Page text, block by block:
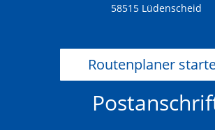
58515 Lüdenscheid
Routenplaner